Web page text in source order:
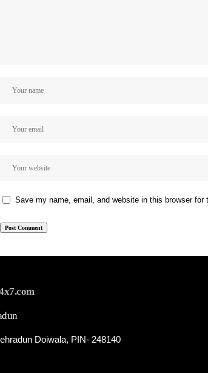
Save my name, email, and website in this browser for
Doiwala, PIN- 248140